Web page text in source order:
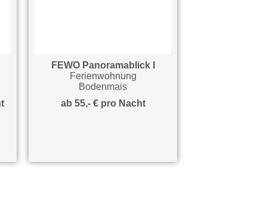
FEWO Panoramablick I
Ferienwohnung
Bodenmais
ab 55,- € pro Nacht